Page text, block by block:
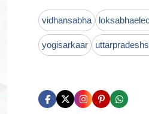
vidhansabha
yogisarkaar